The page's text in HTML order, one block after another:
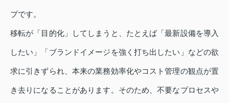
プです。
移転が「目的化」してしまうと、たとえば「最新設備を導入
したい」「ブランドイメージを強く打ち出したい」などの欲
求に引きずられ、本来の業務効率化やコスト管理の観点が置
き去りになることがあります。そのため、不要なプロセスや